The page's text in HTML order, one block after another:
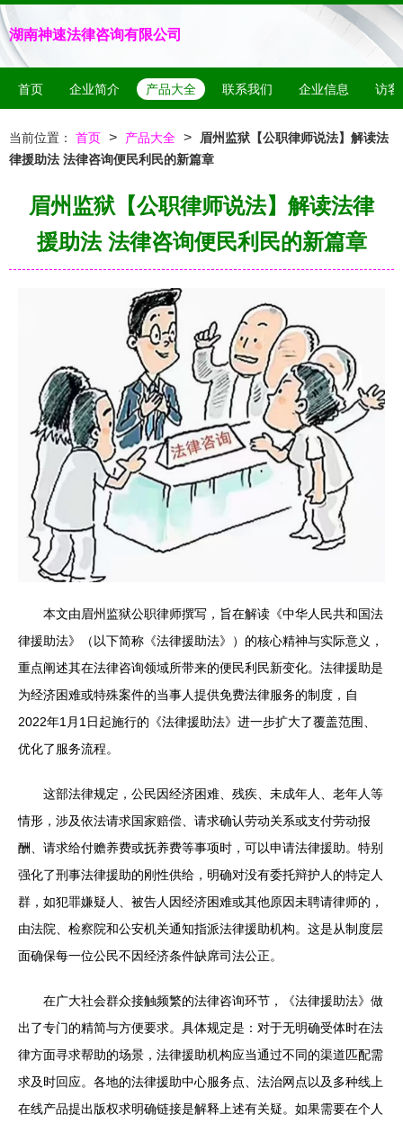
湖南神速法律咨询有限公司
首页 企业简介 产品大全 联系我们 企业信息 访客
当前位置： 首页 > 产品大全 >
眉州监狱【公职律师说法】解读法
律援助法 法律咨询便民利民的新篇章
眉州监狱【公职律师说法】解读法律
援助法 法律咨询便民利民的新篇章
本文由眉州监狱公职律师撰写，旨在解读《中华人民共和国法
律援助法》（以下简称《法律援助法》）的核心精神与实际意义，
重点阐述其在法律咨询领域所带来的便民利民新变化。法律援助是
为经济困难或特殊案件的当事人提供免费法律服务的制度，自
2022年1月1日起施行的《法律援助法》进一步扩大了覆盖范围、
优化了服务流程。
这部法律规定，公民因经济困难、残疾、未成年人、老年人等
情形，涉及依法请求国家赔偿、请求确认劳动关系或支付劳动报
酬、请求给付赡养费或抚养费等事项时，可以申请法律援助。特别
强化了刑事法律援助的刚性供给，明确对没有委托辩护人的特定人
群，如犯罪嫌疑人、被告人因经济困难或其他原因未聘请律师的，
由法院、检察院和公安机关通知指派法律援助机构。这是从制度层
面确保每一位公民不因经济条件缺席司法公正。
在广大社会群众接触频繁的法律咨询环节，《法律援助法》做
出了专门的精简与方便要求。具体规定是：对于无明确受体时在法
律方面寻求帮助的场景，法律援助机构应当通过不同的渠道匹配需
求及时回应。各地的法律援助中心服务点、法治网点以及多种线上
在线产品提出版权求明确链接是解释上述有关疑。如果需要在个人